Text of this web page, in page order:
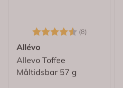
Karakter: (8)
Allévo
Allevo Toffee
Måltidsbar 57 g